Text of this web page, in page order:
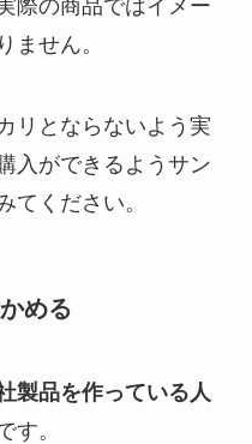
際の商品ではイメー
ません。
リとならないよう実
入ができるようサン
てください。
める
製品を作っている人
す。